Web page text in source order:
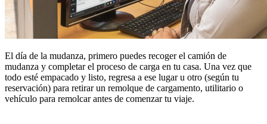
El día de la mudanza, primero puedes recoger el camión de
mudanza y completar el proceso de carga en tu casa. Una vez que
todo esté empacado y listo, regresa a ese lugar u otro (según tu
reservación) para retirar un remolque de cargamento, utilitario o
vehículo para remolcar antes de comenzar tu viaje.